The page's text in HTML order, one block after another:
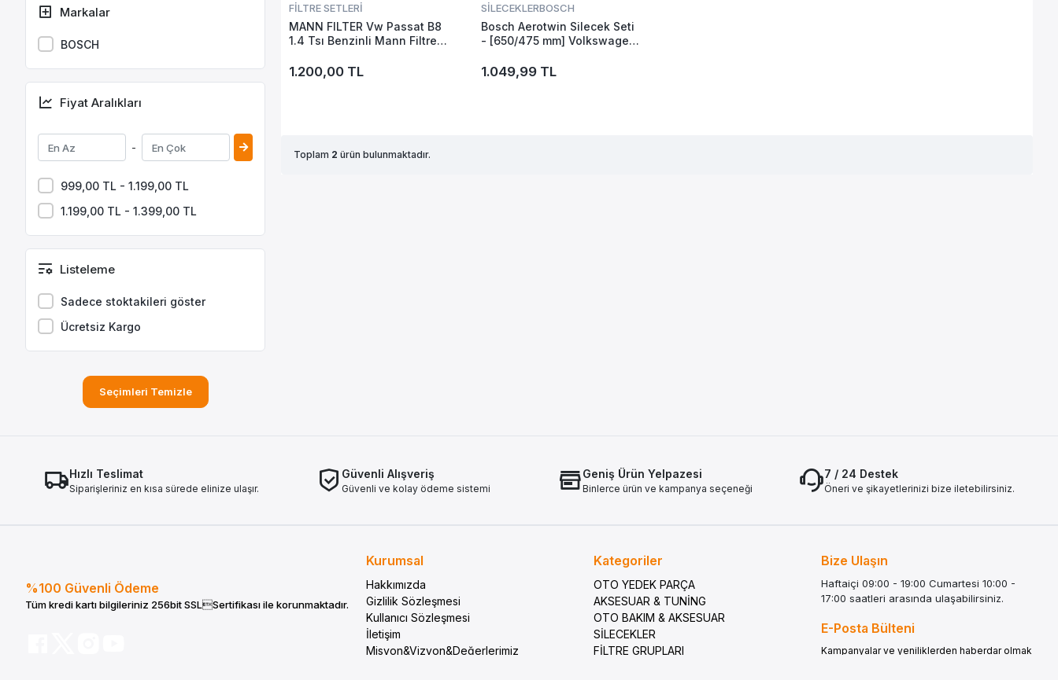
GOLF
CADDY IV
TRANSPORTER VI
GOLF II
T-ROC
CRAFTER
TİGUAN
Markalar
BOSCH
Fiyat Aralıkları
-
999,00 TL - 1.199,00 TL
1.199,00 TL - 1.399,00 TL
Listeleme
Sadece stoktakileri göster
Ücretsiz Kargo
Seçimleri Temizle
FİLTRE SETLERİ
MANN FILTER Vw Passat B8
1.4 Tsı Benzinli Mann Filtre
1.200,00 TL
SİLECEKLERBOSCH
Bosch Aerotwin Silecek Seti
- [650/475 mm] Volkswagen
A 102 S
1.049,99 TL
Toplam 2 ürün bulunmaktadır.
Hızlı Teslimat
Siparişleriniz en kısa sürede elinize ulaşır.
Güvenli Alışveriş
Güvenli ve kolay ödeme sistemi
Geniş Ürün Yelpazesi
Binlerce ürün ve kampanya seçeneği
7 / 24 Destek
Öneri ve şikayetlerinizi bize iletebilirsiniz.
%100 Güvenli Ödeme
Tüm kredi kartı bilgileriniz 256bit SSLSertifikası ile korunmaktadır.
Kurumsal
Hakkımızda
Gizlilik Sözleşmesi
Kullanıcı Sözleşmesi
İletişim
Misyon&Vizyon&Değerlerimiz
Kategoriler
OTO YEDEK PARÇA
AKSESUAR & TUNİNG
OTO BAKIM & AKSESUAR
SİLECEKLER
FİLTRE GRUPLARI
Bize Ulaşın
Haftaiçi 09:00 - 19:00 Cumartesi 10:00 -
17:00 saatleri arasında ulaşabilirsiniz.
E-Posta Bülteni
Kampanyalar ve yeniliklerden haberdar olmak